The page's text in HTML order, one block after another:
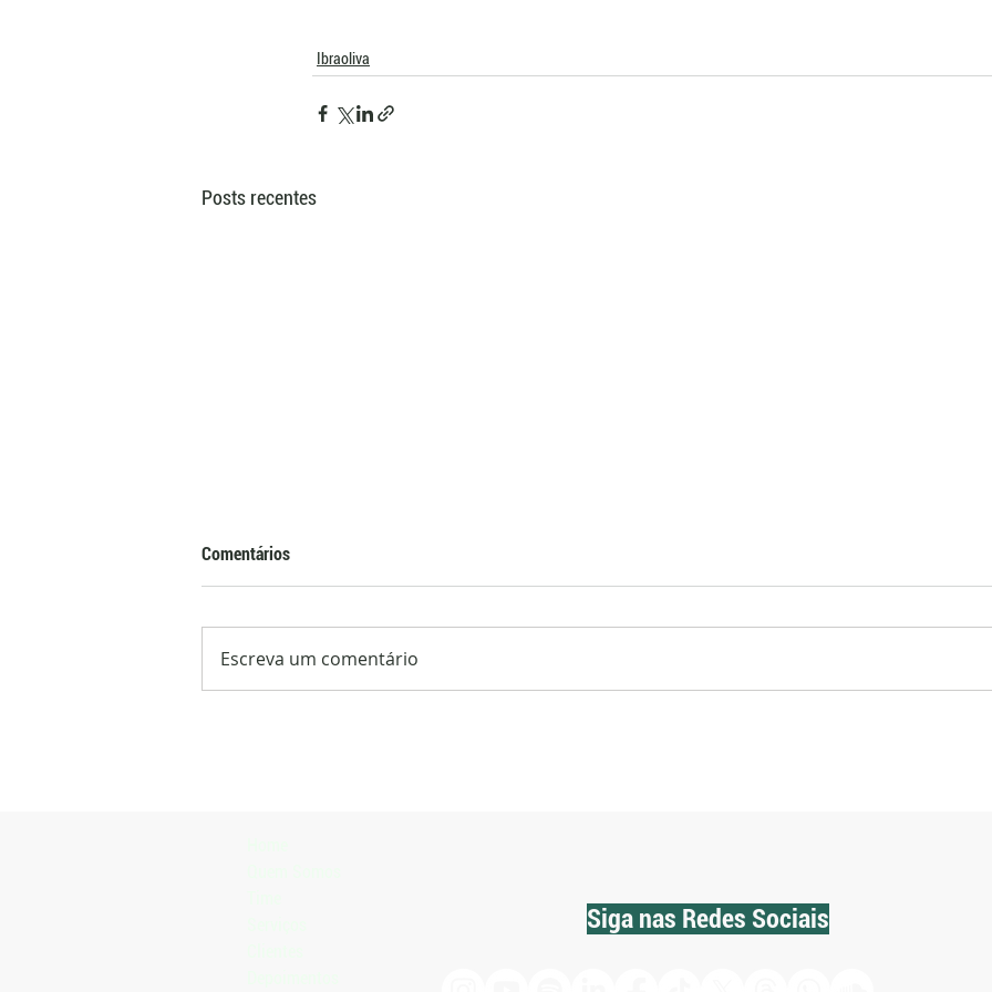
Ibraoliva
Posts recentes
Comentários
Escreva um comentário
Siga nas Redes Sociais